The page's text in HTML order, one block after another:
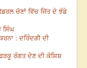
ਚੋਣਾਂ ਵਿੱਚ ਜਿੱਤ ਦੇ ਝੰਡੇ
ਸਿੰਘ
: ਦਰਿੰਦਗੀ ਦੀ
ਰੰਗਤ ਦੇਣ ਦੀ ਕੋਸ਼ਿਸ਼